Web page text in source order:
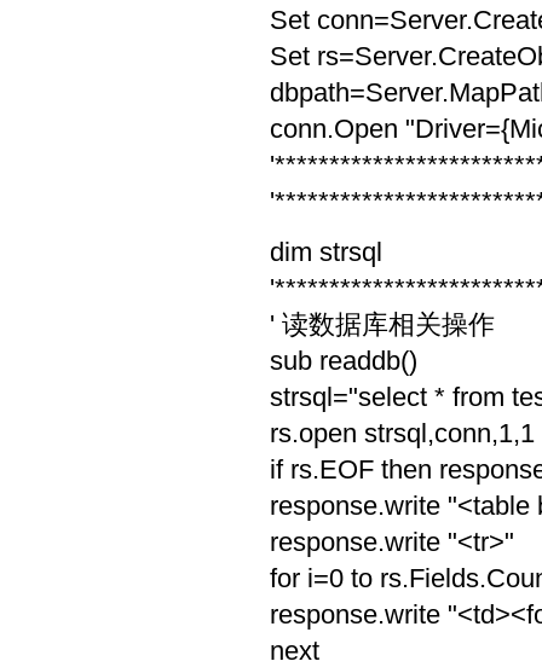
Set
Set
conn.Open
dim strsql
' 读数据库相关操作
sub readdb()
strsql="select * from
rs.open strsql,conn,1,1
if rs.EOF then
response.write "<table
response.write "<tr>"
for i=0 to
response.write
next